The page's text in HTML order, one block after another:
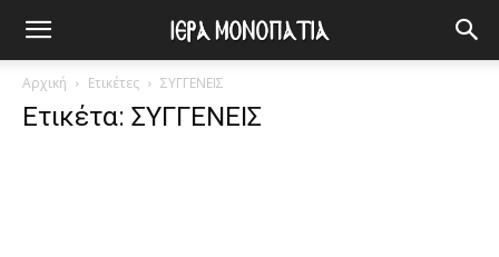
Αρχική Ετικέτες ΣΥΓΓΕΝΕΙΣ
Ετικέτα: ΣΥΓΓΕΝΕΙΣ